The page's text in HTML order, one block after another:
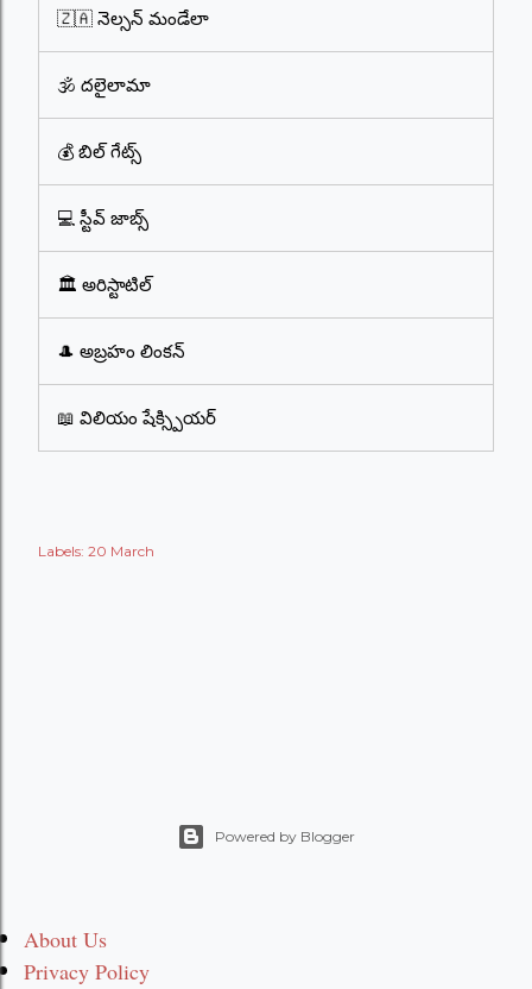
🇿🇦 నెల్సన్ మండేలా
🕉️ దలైలామా
💰 బిల్ గేట్స్
💻 స్టీవ్ జాబ్స్
🏛️ అరిస్టాటిల్
🎩 అబ్రహం లింకన్
📖 విలియం షేక్స్పియర్
Labels: 20 March
Powered by Blogger
About Us
Privacy Policy